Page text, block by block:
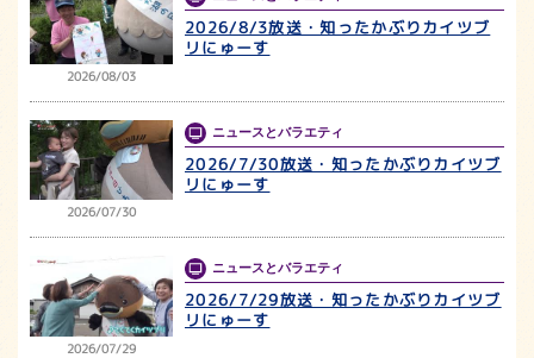
2026/08/03
2026/8/3放送・知ったかぶりカイツブ
リにゅーす
2026/07/30
ニュースとバラエティ
2026/7/30放送・知ったかぶりカイツブ
リにゅーす
2026/07/29
ニュースとバラエティ
2026/7/29放送・知ったかぶりカイツブ
リにゅーす